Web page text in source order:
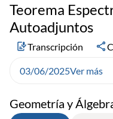
Geometría y
Teorema
Autoadjuntos
Transcripción
03/06/2025Ver más